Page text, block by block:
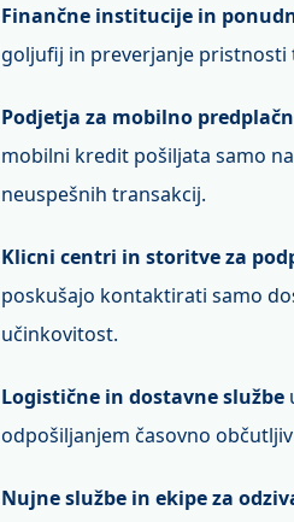
Finančne institucije in
goljufij in preverjanje
Podjetja za mobilno
mobilni kredit pošiljata samo
neuspešnih transakcij.
Klicni centri in storitve za
poskušajo kontaktirati samo
učinkovitost.
Logistične in dostavne službe
odpošiljanjem časovno
Nujne službe in ekipe za